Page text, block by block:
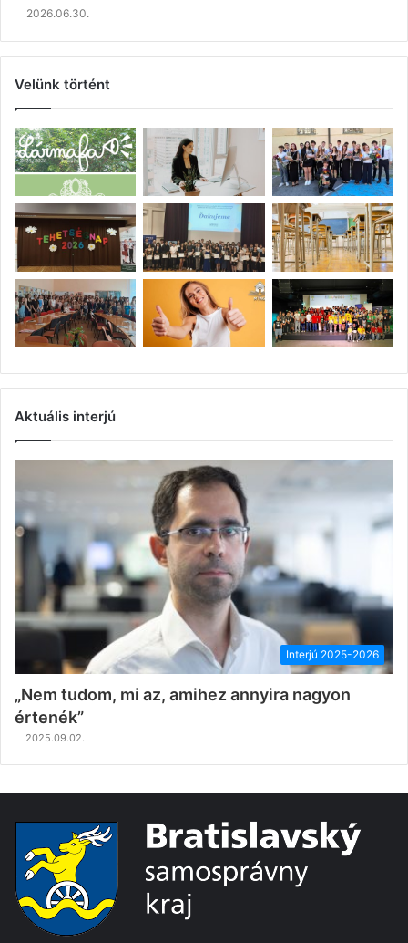
2026.06.30.
Velünk történt
Aktuális interjú
Interjú 2025-2026
„Nem tudom, mi az, amihez annyira nagyon
értenék”
2025.09.02.